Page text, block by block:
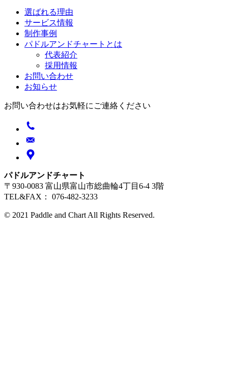
選ばれる理由
サービス情報
制作事例
パドルアンドチャートとは
代表紹介
採用情報
お問い合わせ
お知らせ
お問い合わせはお気軽にご連絡ください
パドルアンドチャート
〒930-0083 富山県富山市総曲輪4丁目6-4 3階
TEL&FAX： 076-482-3233
© 2021 Paddle and Chart All Rights Reserved.